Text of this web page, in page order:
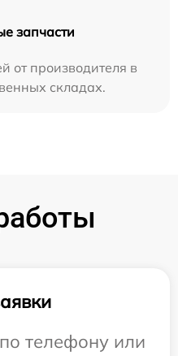
запчасти
от производителя в
складах.
телефону или